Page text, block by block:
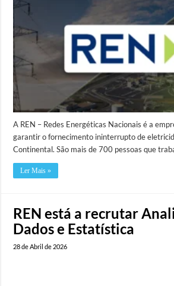
A REN – Redes Energéticas Nacionais é a
garantir o fornecimento ininterrupto de
Continental. São mais de 700 pessoas que
Ler Mais »
REN está a recrutar
Dados e Estatística
28 de Abril de 2026